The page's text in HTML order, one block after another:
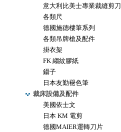
意大利比美士專業裁縫剪刀
各類尺
德國施德樓筆系列
各類吊牌槍及配件
掛衣架
FK 縐紋膠紙
鑷子
日本友勤褪色筆
裁床設備及配件
美國依士文
日本 KM 電剪
德國MAIER運轉刀片